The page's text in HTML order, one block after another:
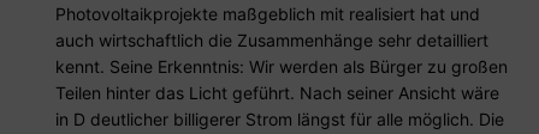
Photovoltaikprojekte maßgeblich mit realisiert hat und
auch wirtschaftlich die Zusammenhänge sehr detailliert
kennt. Seine Erkenntnis: Wir werden als Bürger zu großen
Teilen hinter das Licht geführt. Nach seiner Ansicht wäre
in D deutlicher billigerer Strom längst für alle möglich. Die